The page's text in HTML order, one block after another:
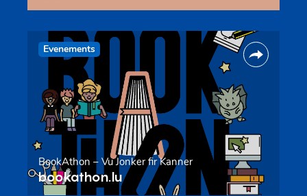
Evenements
BookAthon – Vu Jonker fir Kanner
bookathon.lu